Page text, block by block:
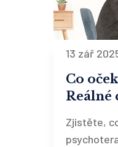
13 zář
Co
Reálné
Zjistěte,